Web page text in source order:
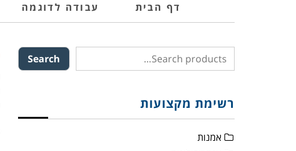
דף הבית עבודה לדוגמה
Search
רשימת מקצועות
אמנות